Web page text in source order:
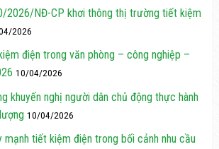
2026/NĐ-CP khơi thông thị trường tiết kiệm
2026
điện trong văn phòng – công nghiệp –
10/04/2026
khuyến nghị người dân chủ động thực hành
10/04/2026
mạnh tiết kiệm điện trong bối cảnh nhu cầu